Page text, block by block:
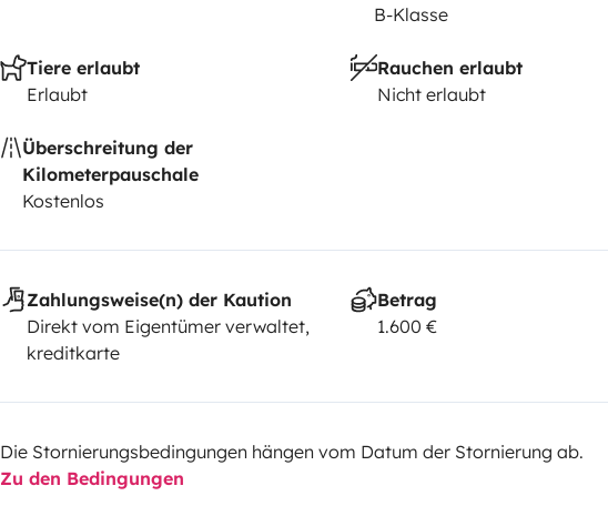
B-Klasse
Tiere erlaubt
Erlaubt
Rauchen erlaubt
Nicht erlaubt
Überschreitung der
Kilometerpauschale
Kostenlos
Zahlungsweise(n) der Kaution
Direkt vom Eigentümer verwaltet,
kreditkarte
Betrag
1.600 €
Die Stornierungsbedingungen hängen vom Datum der Stornierung ab.
Zu den Bedingungen